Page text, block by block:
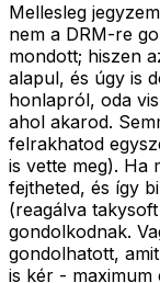
Mellesleg
nem a DRM-re
mondott; hiszen
alapul, és úgy is
honlapról, oda
ahol akarod.
felrakhatod
is vette meg). Ha
fejtheted, és így
(reagálva
gondolkodnak.
gondolhatott,
is kér - maximum